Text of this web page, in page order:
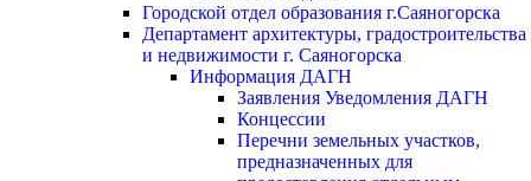
Городской отдел образования г.Саяногорска
Департамент архитектуры, градостроительства
и недвижимости г. Саяногорска
Информация ДАГН
Заявления Уведомления ДАГН
Концессии
Перечни земельных участков,
предназначенных для